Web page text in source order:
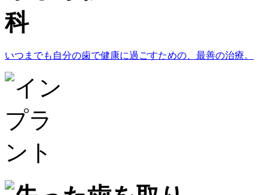
いつまでも自分の歯で健康に過ごすための、最善の治療。